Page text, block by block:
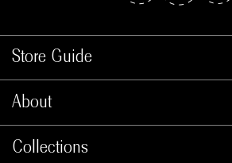
Store Guide
About
Collections